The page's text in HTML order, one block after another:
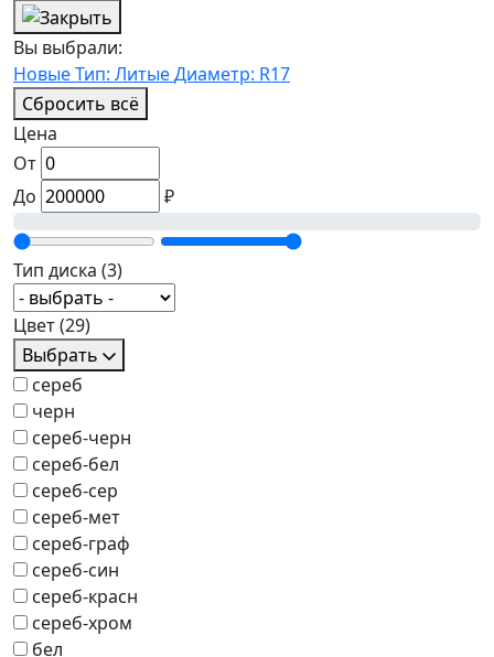
Вы выбрали:
НовыеТип: ЛитыеДиаметр: R17
Сбросить всё
Цена
От
До
₽
Тип диска (3)
Цвет(29)
Выбрать
сереб
черн
сереб-черн
сереб-бел
сереб-сер
сереб-мет
сереб-граф
сереб-син
сереб-красн
сереб-хром
бел